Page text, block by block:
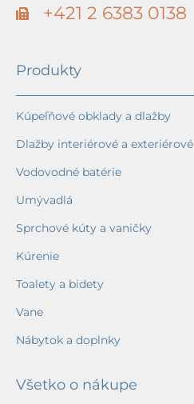
+421 2 6383 0138
Produkty
Kúpeľňové obklady a dlažby
Dlažby interiérové a exteriérové
Vodovodné batérie
Umývadlá
Sprchové kúty a vaničky
Kúrenie
Toalety a bidety
Vane
Nábytok a doplnky
Všetko o nákupe